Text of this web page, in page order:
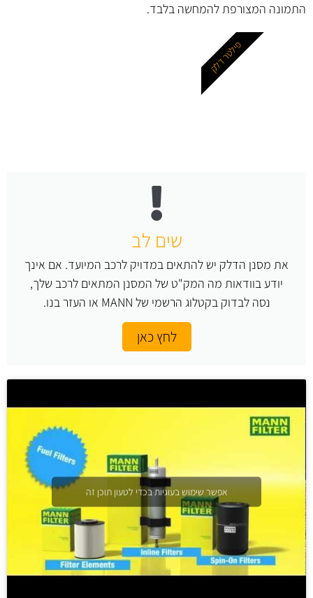
התמונה המצורפת להמחשה בלבד.
שים לב
את מסנן הדלק יש להתאים במדויק לרכב המיועד. אם אינך
יודע בוודאות מה המק"ט של המסנן המתאים לרכב שלך,
נסה לבדוק בקטלוג הרשמי של MANN או העזר בנו.
לחץ כאן
פילטר דלק
אפשר שימוש בעוגיות בכדי לטעון תוכן זה